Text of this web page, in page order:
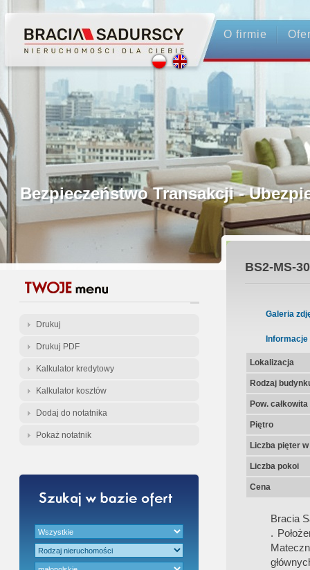
O firmie
Profesjonalne Pośrednictwo
Bezpieczeństwo Transakcji -
Licencjonowani Pośrednicy
Gwarancja Zwrotu Zadatku
Gratis - Przedwstępna Umowa
Drukuj
Drukuj PDF
Kalkulator kredytowy
Kalkulator kosztów
Dodaj do notatnika
Pokaż notatnik
BS2-MS-
Galeria
Informacje
Lokalizacja
Rodzaj
Pow.
Piętro
Liczba pięter
Liczba pokoi
Cena
Bracia
.